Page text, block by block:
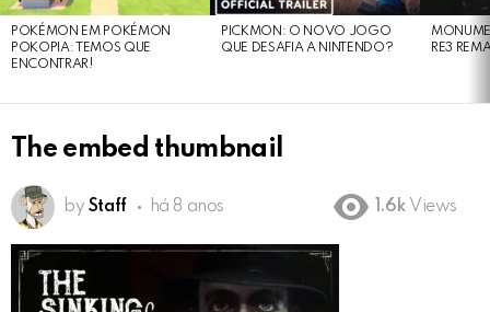
POKÉMON EM POKÉMON
POKOPIA: TEMOS QUE
ENCONTRAR!
PICKMON: O NOVO JOGO
QUE DESAFIA A NINTENDO?
RE3
The embed thumbnail
by Staff há 8 anos 1.6k Views